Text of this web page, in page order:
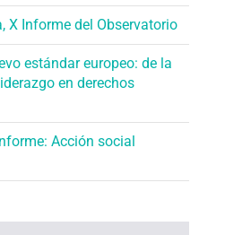
X Informe del Observatorio
estándar europeo: de la
en derechos
Acción social